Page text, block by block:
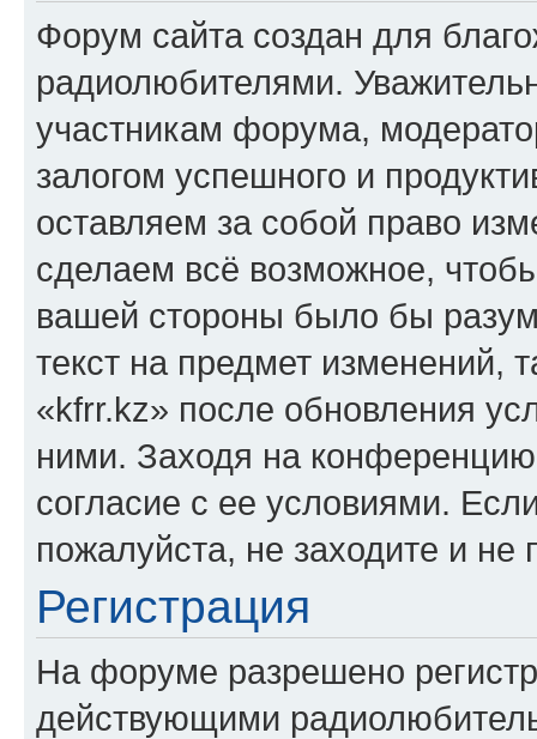
Форум сайта создан для
радиолюбителями.
участникам форума,
залогом успешного и
оставляем за собой право
сделаем всё возможное,
вашей стороны было бы
текст на предмет изменений,
«kfrr.kz» после обновления
ними. Заходя на
согласие с ее условиями.
пожалуйста, не заходите и
Регистрация
На форуме разрешено
действующими